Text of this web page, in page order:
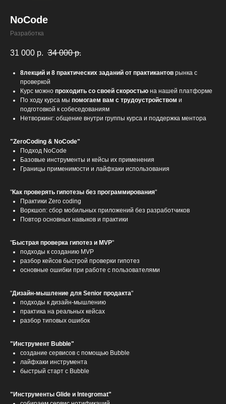
NoCode
Разработка
31 000 р. 34 000 р.
8лекций и 8 практических заданий от практикантов рынка с
проверкой
Курс можно проходить со своей скоростью на нашей платформе
По ходу курса мы помогаем вам с трудоустройством и
подготовкой к собеседованиям
Нетворкинг: общение внутри группы курса и поддержка ментора
"ZeroCoding & NoCode"
Подход NoCode
Базовые инструменты и кейсы их применения
Границы применимости и лайфхаки использования
"Как проверять гипотезы без программирования"
Практики Zero coding
Воркшоп: сбор мобильных приложений без разработчиков
Повтор основных навыков и практики
"Быстрая проверка гипотез и MVP"
подходы к созданию MVP
разбор кейсов быстрой проверки гипотез
основные ошибки при работе с пользователями
"Дизайн-мышление для Senior продакта"
подходы к дизайн-мышлению
практика на реальных кейсах
разбор типовых ошибок
"Инструмент Bubble"
создание сервисов с помощью Bubble
лайфхаки инструмента
быстрый старт с Bubble
"Инструменты Glide и Integromat"